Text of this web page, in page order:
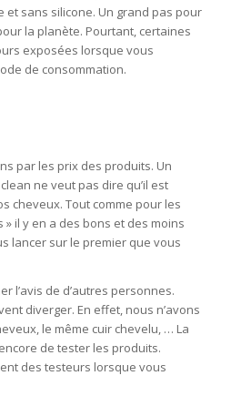
et sans silicone. Un grand pas pour
la planète. Pourtant, certaines
exposées lorsque vous
de consommation.
par les prix des produits. Un
ne veut pas dire qu’il est
cheveux. Tout comme pour les
il y en a des bons et des moins
lancer sur le premier que vous
l’avis de d’autres personnes.
diverger. En effet, nous n’avons
le même cuir chevelu, … La
de tester les produits.
des testeurs lorsque vous